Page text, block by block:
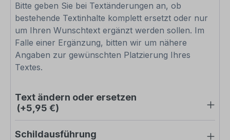
Bitte geben Sie bei Textänderungen an, ob
bestehende Textinhalte komplett ersetzt oder nur
um Ihren Wunschtext ergänzt werden sollen. Im
Falle einer Ergänzung, bitten wir um nähere
Angaben zur gewünschten Platzierung Ihres
Textes.
Text ändern oder ersetzen
(+5,95 €)
Schildausführung